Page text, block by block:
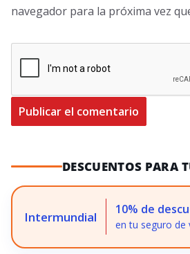
navegador para la próxima vez
DESCUENTOS PARA
Intermundial 10% de
en tu seguro de